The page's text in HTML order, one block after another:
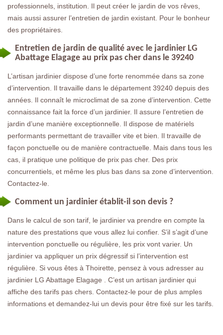
professionnels, institution. Il peut créer le jardin de vos rêves,
mais aussi assurer l’entretien de jardin existant. Pour le bonheur
des propriétaires.
Entretien de jardin de qualité avec le jardinier LG
Abattage Elagage au prix pas cher dans le 39240
L’artisan jardinier dispose d’une forte renommée dans sa zone
d’intervention. Il travaille dans le département 39240 depuis des
années. Il connaît le microclimat de sa zone d’intervention. Cette
connaissance fait la force d’un jardinier. Il assure l’entretien de
jardin d’une manière exceptionnelle. Il dispose de matériels
performants permettant de travailler vite et bien. Il travaille de
façon ponctuelle ou de manière contractuelle. Mais dans tous les
cas, il pratique une politique de prix pas cher. Des prix
concurrentiels, et même les plus bas dans sa zone d’intervention.
Contactez-le.
Comment un jardinier établit-il son devis ?
Dans le calcul de son tarif, le jardinier va prendre en compte la
nature des prestations que vous allez lui confier. S’il s’agit d’une
intervention ponctuelle ou régulière, les prix vont varier. Un
jardinier va appliquer un prix dégressif si l’intervention est
régulière. Si vous êtes à Thoirette, pensez à vous adresser au
jardinier LG Abattage Elagage . C’est un artisan jardinier qui
affiche des tarifs pas chers. Contactez-le pour de plus amples
informations et demandez-lui un devis pour être fixé sur les tarifs.